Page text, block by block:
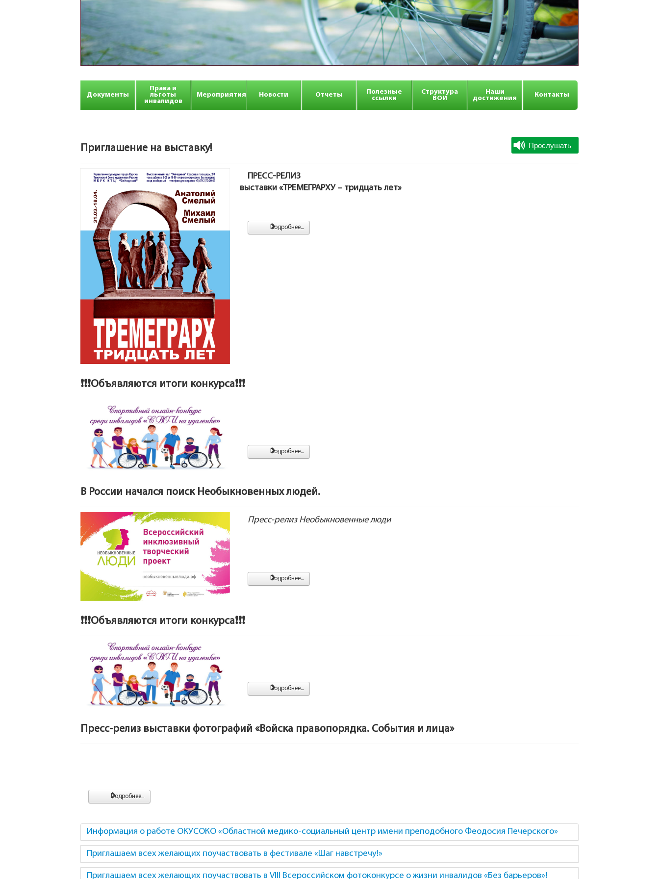
Документы
Права и
льготы
инвалидов
Мероприятия Новости Отчеты
Полезные
ссылки
Структура
ВОИ
Наши
достижения
Контакты
Приглашение на выставку!
ПРЕСС-РЕЛИЗ
выставки «ТРЕМЕГРАРХУ – тридцать лет»
Подробнее...
❗❗❗Объявляются итоги конкурса❗❗❗
Подробнее...
В России начался поиск Необыкновенных людей.
Пресс-релиз Необыкновенные люди
Подробнее...
❗❗❗Объявляются итоги конкурса❗❗❗
Подробнее...
Пресс-релиз выставки фотографий «Войска правопорядка. События и лица»
Подробнее...
Информация о работе ОКУСОКО «Областной медико-социальный центр имени преподобного Феодосия Печерского»
Приглашаем всех желающих поучаствовать в фестивале «Шаг навстречу!»
Приглашаем всех желающих поучаствовать в VIII Всероссийском фотоконкурсе о жизни инвалидов «Без барьеров»!